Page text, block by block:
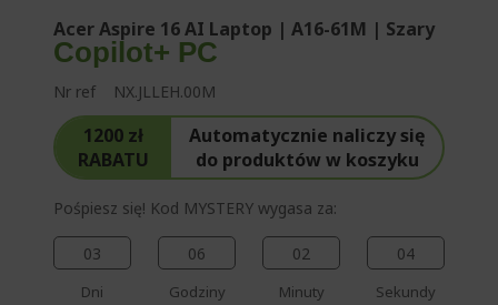
Acer Aspire 16 AI Laptop | A16-61M | Szary
Copilot+ PC
Nr ref NX.JLLEH.00M
1200 zł
RABATU
Automatycznie naliczy się
do produktów w koszyku
Pośpiesz się! Kod MYSTERY wygasa za:
03
Dni
06
Godziny
02
Minuty
03
Sekundy